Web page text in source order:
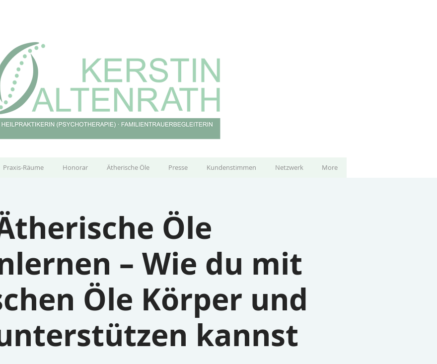
Praxis-Räume Honorar Ätherische Öle Presse Kundenstimmen Netzwerk More
Öle
– Wie du mit
Öle Körper und
kannst